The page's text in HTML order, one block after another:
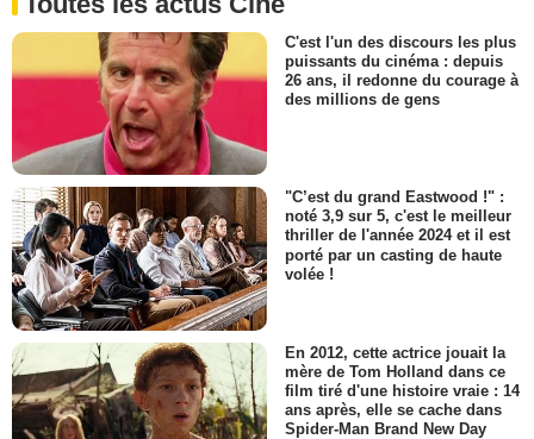
C'est l'un des discours les plus
puissants du cinéma : depuis
26 ans, il redonne du courage à
des millions de gens
"C’est du grand Eastwood !" :
noté 3,9 sur 5, c'est le meilleur
thriller de l'année 2024 et il est
porté par un casting de haute
volée !
En 2012, cette actrice jouait la
mère de Tom Holland dans ce
film tiré d'une histoire vraie : 14
ans après, elle se cache dans
Spider-Man Brand New Day